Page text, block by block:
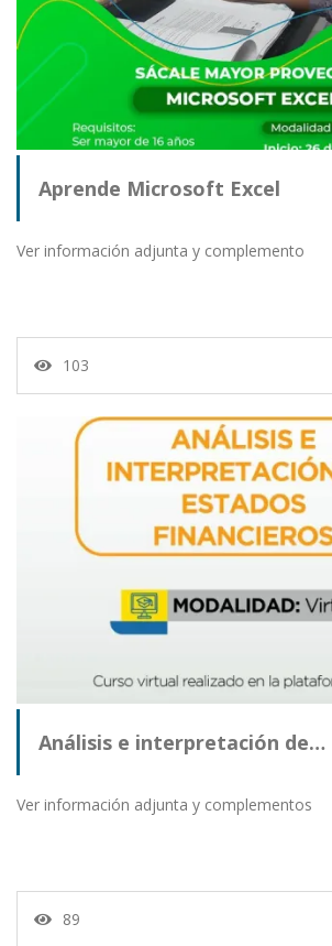
Aprende Microsoft Excel
Ver información adjunta y complemento
103
Análisis e interpretación de…
Ver información adjunta y complementos
89